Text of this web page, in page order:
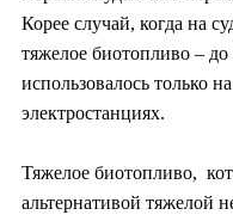
Корее случай, когда на
тяжелое биотопливо – до
использовалось только на
электростанциях.
Тяжелое биотопливо,
альтернативой тяжелой